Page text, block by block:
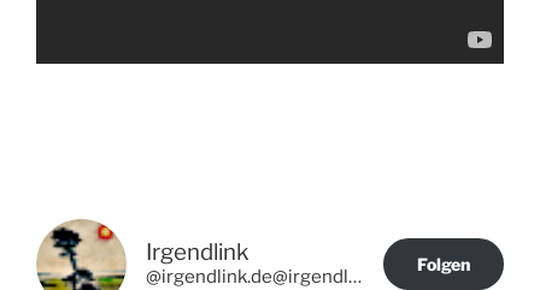
Irgendlink
@irgendlink.de@irgendlink.de
Folgen